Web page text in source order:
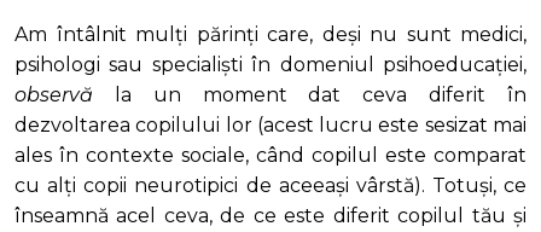
Am întâlnit mulți părinți care, deși nu sunt medici,
psihologi sau specialiști în domeniul psihoeducației,
observă la un moment dat ceva diferit în
dezvoltarea copilului lor (acest lucru este sesizat mai
ales în contexte sociale, când copilul este comparat
cu alți copii neurotipici de aceeași vârstă). Totuși, ce
înseamnă acel ceva, de ce este diferit copilul tău și